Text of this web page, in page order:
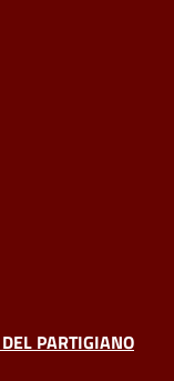
PARTIGIANO